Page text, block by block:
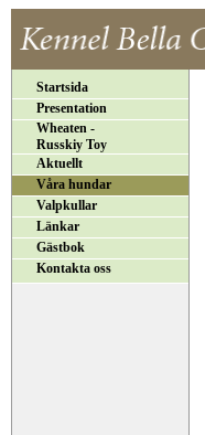
Startsida
Presentation
Wheaten -
Russkiy Toy
Aktuellt
Våra hundar
Valpkullar
Länkar
Gästbok
Kontakta oss